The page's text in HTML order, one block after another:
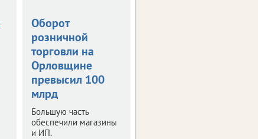
Оборот
розничной
торговли на
Орловщине
превысил 100
млрд
Большую часть
обеспечили магазины
и ИП.